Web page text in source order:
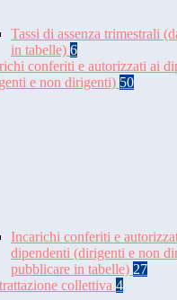
Tassi di assenza trimestrali
in tabelle) 6
conferiti e autorizzati ai
e non dirigenti) 50
Incarichi conferiti e
dipendenti (dirigenti e non
pubblicare in tabelle) 27
collettiva 4